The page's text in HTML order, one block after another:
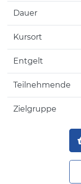
Dauer
Kursort
Entgelt
Teilnehmende
Zielgruppe